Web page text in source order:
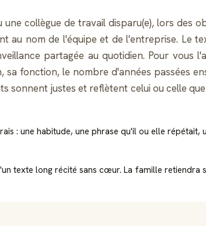
collègue de travail disparu(e), lors des
au nom de l'équipe et de l'entreprise. Le
partagée au quotidien. Pour vous
fonction, le nombre d'années passées
sonnent justes et reflètent celui ou celle
: une habitude, une phrase qu'il ou elle répétait,
texte long récité sans cœur. La famille retiendra